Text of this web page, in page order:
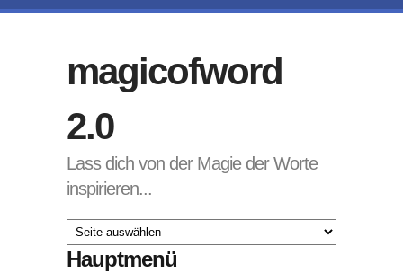
magicofword
2.0
Lass dich von der Magie der Worte
inspirieren...
Hauptmenü